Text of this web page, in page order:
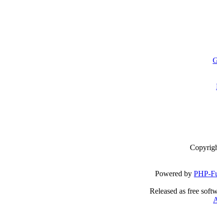
Powered byPHP-
Released as free